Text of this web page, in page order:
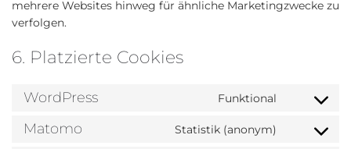
mehrere Websites hinweg für ähnliche Marketingzwecke zu
verfolgen.
6. Platzierte Cookies
WordPress Funktional
Consent
service
Matomo Statistik (anonym)
Consent